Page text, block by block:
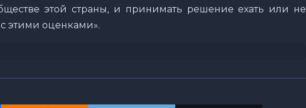
этой страны, и принимать решение ехать или не
с этими оценками».